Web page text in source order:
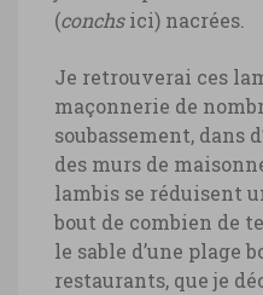
(conchsici) nacrées.
Je retrouverai ces
maçonnerie de
soubassement, dans
des murs de
lambis se réduisent
bout de combien de
le sable d’une plage
restaurants, que je